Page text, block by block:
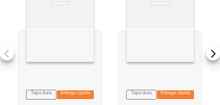
VER INFORMACION
Tapa dura Entrega rápida
VER INFORMACION
Tapa dura Entrega rápida